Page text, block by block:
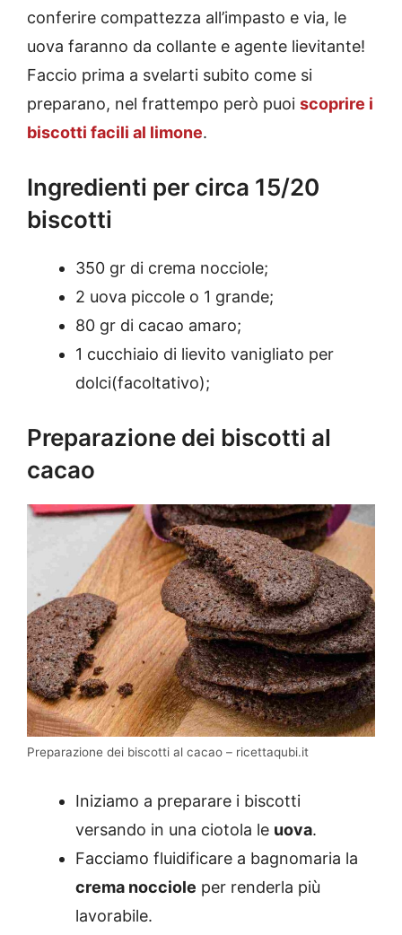
conferire compattezza all’impasto e via, le
uova faranno da collante e agente lievitante!
Faccio prima a svelarti subito come si
preparano, nel frattempo però puoi scoprire i
biscotti facili al limone.
Ingredienti per circa 15/20
biscotti
350 gr di crema nocciole;
2 uova piccole o 1 grande;
80 gr di cacao amaro;
1 cucchiaio di lievito vanigliato per
dolci(facoltativo);
Preparazione dei biscotti al
cacao
Preparazione dei biscotti al cacao – ricettaqubi.it
Iniziamo a preparare i biscotti
versando in una ciotola le uova.
Facciamo fluidificare a bagnomaria la
crema nocciole per renderla più
lavorabile.